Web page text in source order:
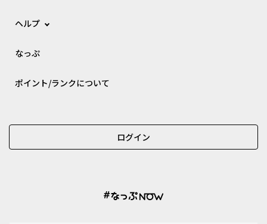
ヘルプ
なっぷ
ポイント/ランクについて
ログイン